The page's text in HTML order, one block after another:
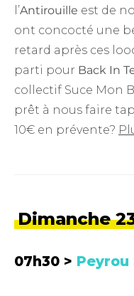
l’Antirouille est de
ont concocté une
retard après ces
parti pour Back In
collectif Suce Mon
prêt à nous faire
10€ en prévente?
Dimanche
07h30 > Peyrou